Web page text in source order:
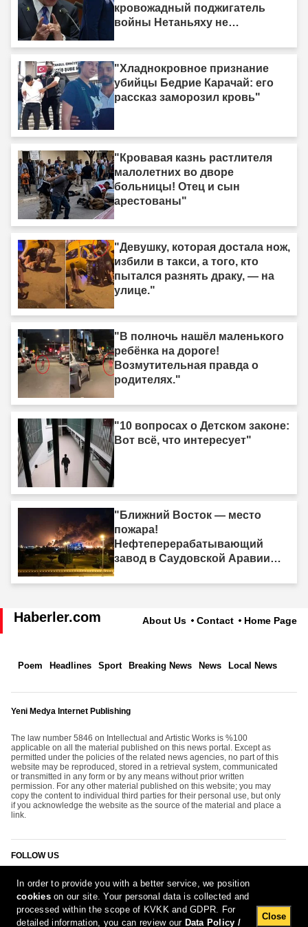
кровожадный поджигатель
войны Нетаньяху не
"Хладнокровное признание
убийцы Бедрие Карачай: его
рассказ заморозил кровь"
"Кровавая казнь растлителя
малолетних во дворе
больницы! Отец и сын
арестованы"
"Девушку, которая достала нож,
избили в такси, а того, кто
пытался разнять драку, — на
улице."
"В полночь нашёл маленького
ребёнка на дороге!
Возмутительная правда о
родителях."
"10 вопросах о Детском законе:
Вот всё, что интересует"
"Ближний Восток — место
пожара!
Нефтеперерабатывающий
завод в Саудовской Аравии
Haberler.com About Us Contact Home Page
Poem Headlines Sport Breaking News News Local News
Yeni Medya Internet Publishing
The law number 5846 on Intellectual and Artistic Works is %100
applicable on all the material published on this news portal. Except as
permitted under the policies of the related news agencies, no part of this
website may be reproduced, stored in a retrieval system, communicated
or transmitted in any form or by any means without prior written
permission. For any other material published on this website; you may
copy the content to individual third parties for their personal use, but only
if you acknowledge the website as the source of the material and place a
link.
FOLLOW US
In order to provide you with a better service, we position
cookieson our site. Your personal data is collected and
processed within the scope of KVKK and GDPR. For
detailed information, you can review our Data Policy /
Close